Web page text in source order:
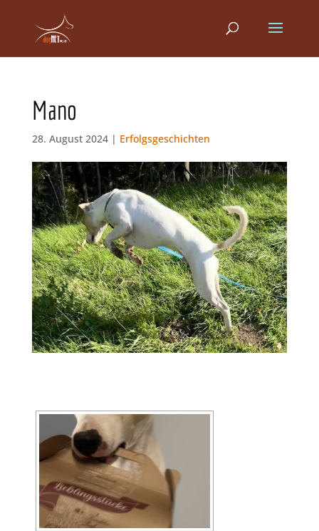
Mano
28. August 2024 | Erfolgsgeschichten